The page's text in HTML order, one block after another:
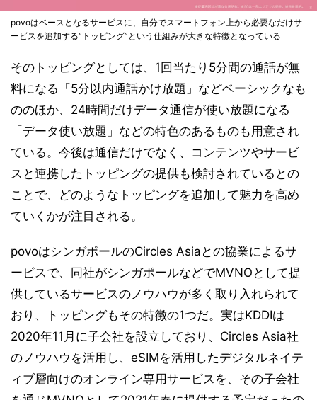
povoはベースとなるサービスに、自分でスマートフォン上から必要なだけサ
ービスを追加する“トッピング”という仕組みが大きな特徴となっている
そのトッピングとしては、1回当たり5分間の通話が無
料になる「5分以内通話かけ放題」などベーシックなも
ののほか、24時間だけデータ通信が使い放題になる
「データ使い放題」などの特色のあるものも用意され
ている。今後は通信だけでなく、コンテンツやサービ
スと連携したトッピングの提供も検討されているとの
ことで、どのようなトッピングを追加して魅力を高め
ていくかが注目される。
povoはシンガポールのCircles Asiaとの協業によるサ
ービスで、同社がシンガポールなどでMVNOとして提
供しているサービスのノウハウが多く取り入れられて
おり、トッピングもその特徴の1つだ。実はKDDIは
2020年11月に子会社を設立しており、Circles Asia社
のノウハウを活用し、eSIMを活用したデジタルネイテ
ィブ層向けのオンライン専用サービスを、その子会社